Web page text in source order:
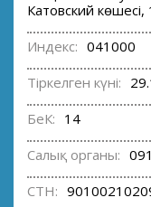
Катовский көшесі,
Индекс: 041000
Тіркелген күні:
БеК: 14
Салық органы:
СТН: